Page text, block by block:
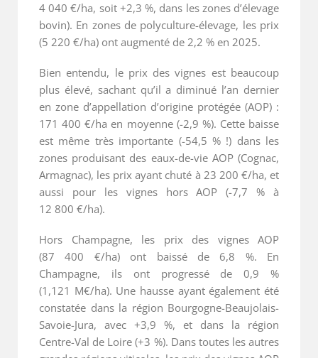
4 040 €/ha, soit +2,3 %, dans les zones d’élevage
bovin). En zones de polyculture-élevage, les prix
(5 220 €/ha) ont augmenté de 2,2 % en 2025.
Bien entendu, le prix des vignes est beaucoup
plus élevé, sachant qu’il a diminué l’an dernier
en zone d’appellation d’origine protégée (AOP) :
171 400 €/ha en moyenne (-2,9 %). Cette baisse
est même très importante (-54,5 % !) dans les
zones produisant des eaux-de-vie AOP (Cognac,
Armagnac), les prix ayant chuté à 23 200 €/ha, et
aussi pour les vignes hors AOP (-7,7 % à
12 800 €/ha).
Hors Champagne, les prix des vignes AOP
(87 400 €/ha) ont baissé de 6,8 %. En
Champagne, ils ont progressé de 0,9 %
(1,121 M€/ha). Une hausse ayant également été
constatée dans la région Bourgogne-Beaujolais-
Savoie-Jura, avec +3,9 %, et dans la région
Centre-Val de Loire (+3 %). Dans toutes les autres